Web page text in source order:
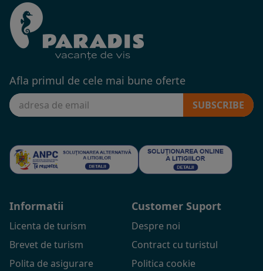
Afla primul de cele mai bune oferte
SUBSCRIBE
Informatii
Licenta de turism
Brevet de turism
Polita de asigurare
Customer Suport
Despre noi
Contract cu turistul
Politica cookie